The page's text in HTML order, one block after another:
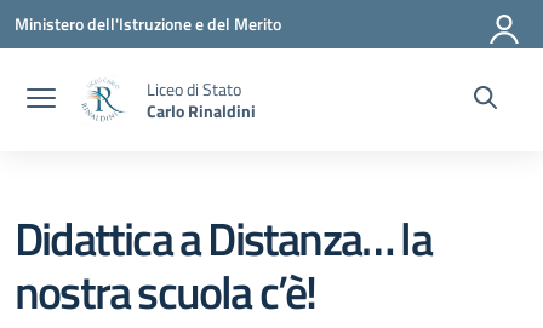
Vai ai contenuti
Vai al menu di navigazione
Vai al footer
Ministero dell'Istruzione e del Merito
Liceo di Stato
Carlo Rinaldini
Didattica a Distanza… la
nostra scuola c’è!